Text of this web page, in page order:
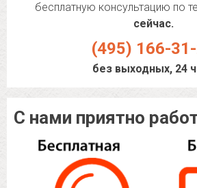
бесплатную консультацию по
сейчас.
(495) 166-
без выходных, 24
С нами приятно